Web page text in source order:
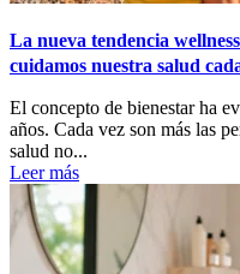
La nueva tendencia
cuidamos nuestra salud
El concepto de bienestar ha
años. Cada vez son más las
salud no...
Leer más